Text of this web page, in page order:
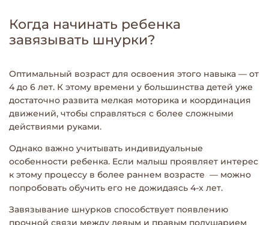
Когда начинать ребенка
завязывать шнурки?
Оптимальный возраст для освоения этого навыка — от
4 до 6 лет. К этому времени у большинства детей уже
достаточно развита мелкая моторика и координация
движений, чтобы справляться с более сложными
действиями руками.
Однако важно учитывать индивидуальные
особенности ребенка. Если малыш проявляет интерес
к этому процессу в более раннем возрасте — можно
попробовать обучить его не дожидаясь 4-х лет.
Завязывание шнурков способствует появлению
прочной связи между левым и правым полушарием